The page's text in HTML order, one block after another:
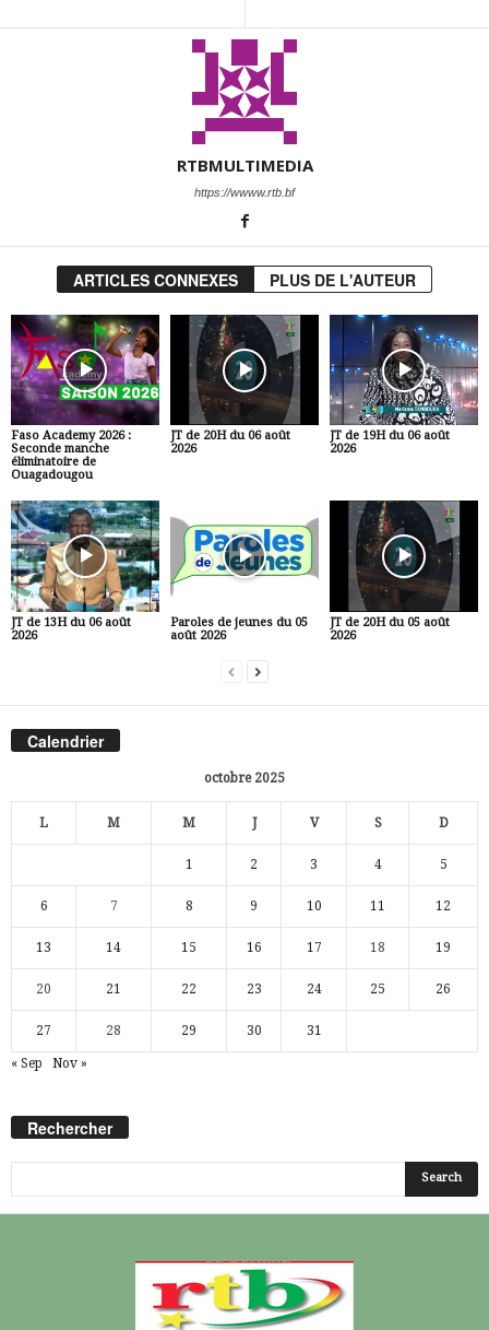
RTBMULTIMEDIA
https://wwww.rtb.bf
ARTICLES CONNEXES PLUS DE L'AUTEUR
Faso Academy 2026 :
Seconde manche
éliminatoire de
Ouagadougou
JT de 20H du 06 août
2026
JT de 19H du 06 août
2026
JT de 13H du 06 août
2026
Paroles de jeunes du 05
août 2026
JT de 20H du 05 août
2026
Calendrier
octobre 2025
L M M J V S D
1 2 3 4 5
6 7 8 9 10 11 12
13 14 15 16 17 18 19
20 21 22 23 24 25 26
27 28 29 30 31
« Sep Nov »
Rechercher